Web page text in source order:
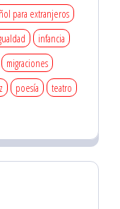
para extranjeros
infancia
migraciones
poesía
teatro